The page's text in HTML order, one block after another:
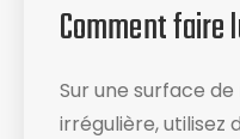
Comment faire
Sur une surface
irrégulière, utilisez